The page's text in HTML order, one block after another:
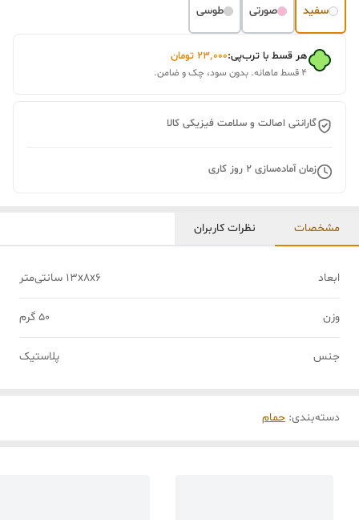
سفید صورتی طوسی
هر قسط با ترب‌پی:۲۳٬۰۰۰ تومان
۴ قسط ماهانه. بدون سود، چک و ضامن.
گارانتی اصالت و سلامت فیزیکی کالا
زمان آماده‌سازی 2 روز کاری
مشخصات نظرات کاربران
ابعاد 13x8x6 سانتی‌متر
وزن 50 گرم
جنس پلاستیک
دسته‌بندی: حمام